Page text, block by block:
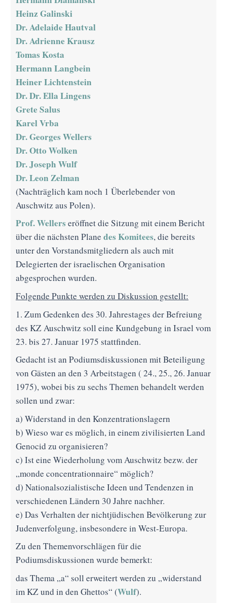
Heinz Galinski
Dr. Adelaide Hautval
Dr. Adrienne Krausz
Tomas Kosta
Hermann Langbein
Heiner Lichtenstein
Dr. Dr. Ella Lingens
Grete Salus
Karel Vrba
Dr. Georges Wellers
Dr. Otto Wolken
Dr. Joseph Wulf
Dr. Leon Zelman
(Nachträglich kam noch 1 Überlebender von
Auschwitz aus Polen).
Prof. Wellers eröffnet die Sitzung mit einem Bericht
über die nächsten Plane des Komitees, die bereits
unter den Vorstandsmitgliedern als auch mit
Delegierten der israelischen Organisation
abgesprochen wurden.
Folgende Punkte werden zu Diskussion gestellt:
1. Zum Gedenken des 30. Jahrestages der Befreiung
des KZ Auschwitz soll eine Kundgebung in Israel vom
23. bis 27. Januar 1975 stattfinden.
Gedacht ist an Podiumsdiskussionen mit Beteiligung
von Gästen an den 3 Arbeitstagen ( 24., 25., 26. Januar
1975), wobei bis zu sechs Themen behandelt werden
sollen und zwar:
a) Widerstand in den Konzentrationslagern
b) Wieso war es möglich, in einem zivilisierten Land
Genocid zu organisieren?
c) Ist eine Wiederholung vom Auschwitz bezw. der
„monde concentrationnaire“ möglich?
d) Nationalsozialistische Ideen und Tendenzen in
verschiedenen Ländern 30 Jahre nachher.
e) Das Verhalten der nichtjüdischen Bevölkerung zur
Judenverfolgung, insbesondere in West-Europa.
Zu den Themenvorschlägen für die
Podiumsdiskussionen wurde bemerkt:
das Thema „a“ soll erweitert werden zu „widerstand
im KZ und in den Ghettos“ (Wulf).